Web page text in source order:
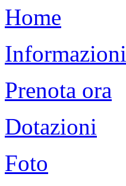
Home
Informazioni
Prenota ora
Dotazioni
Foto